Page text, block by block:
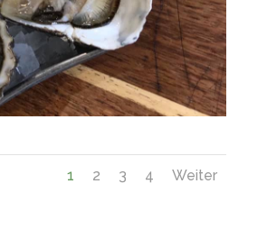
1 2 3 4 Weiter